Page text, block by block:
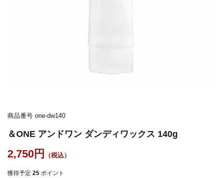
商品番号 one-dw140
＆ONE アンドワン ダンディワックス 140g
2,750
獲得予定 25 ポイント